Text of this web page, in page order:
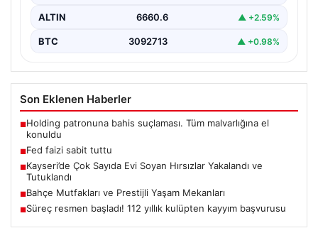
ALTIN 6660.6 ▲ +2.59%
BTC 3092713 ▲ +0.98%
Son Eklenen Haberler
■Holding patronuna bahis suçlaması. Tüm malvarlığına el
konuldu
■Fed faizi sabit tuttu
■Kayseri’de Çok Sayıda Evi Soyan Hırsızlar Yakalandı ve
Tutuklandı
■Bahçe Mutfakları ve Prestijli Yaşam Mekanları
■Süreç resmen başladı! 112 yıllık kulüpten kayyım başvurusu